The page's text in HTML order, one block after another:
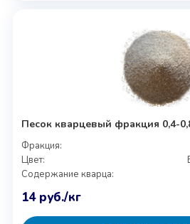
Песок кварцевый фракция 0,4-
Фракция:
Цвет:
Содержание кварца:
14 руб./кг